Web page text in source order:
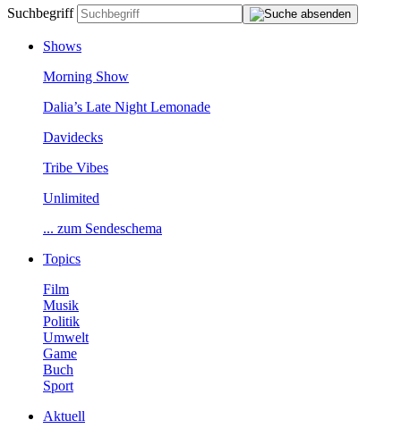
Suchbegriff
Shows
MorningShow
Dalia’sLateNightLemonade
Davidecks
TribeVibes
Unlimited
...zumSendeschema
Topics
Film
Musik
Politik
Umwelt
Game
Buch
Sport
Aktuell